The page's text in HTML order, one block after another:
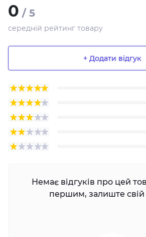
0 / 5
середній рейтинг товару
+ Додати відгук
Немає відгуків про цей
першим, залиште свій